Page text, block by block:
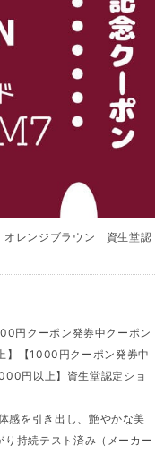
ンジブラウン 資生堂認
クーポン発券中クーポン
【1000円クーポン発券中
円以上】資生堂認定ショ
感を引き出し、艶やかな美
持続テスト済み（メーカー